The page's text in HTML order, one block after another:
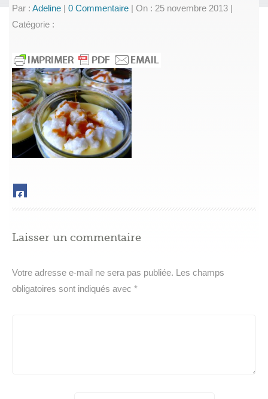
Par : Adeline 0 Commentaire On : 25 novembre 2013
Catégorie :
Laisser un commentaire
Votre adresse e-mail ne sera pas publiée. Les champs
obligatoires sont indiqués avec *